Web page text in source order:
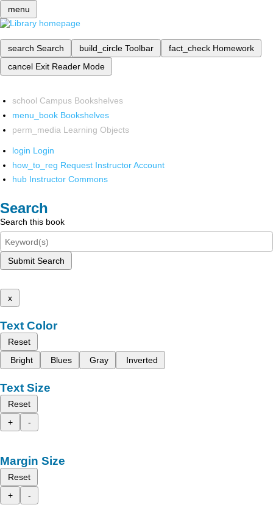
menu
search Search build_circle Toolbar fact_check Homework
cancel Exit Reader Mode
school Campus Bookshelves
menu_book Bookshelves
perm_media Learning Objects
login Login
how_to_reg Request Instructor Account
hub Instructor Commons
Search
Search this book
Submit Search
x
Text Color
Reset
Bright
Blues Gray Inverted
Text Size
Reset
+
-
Margin Size
Reset
+
-